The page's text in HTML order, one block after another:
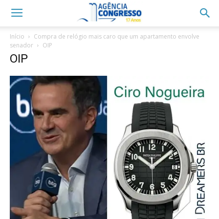
Início
Compra de relógio mais caro que um apartamento envolve
senador
OIP
OIP